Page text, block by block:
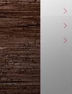
n
e
l